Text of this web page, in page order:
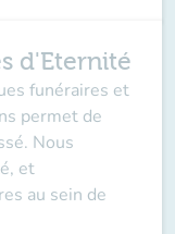
d'Eternité
funéraires et
permet de
Nous
et
au sein de